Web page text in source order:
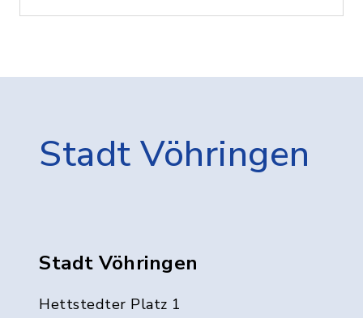
Stadt Vöhringen
Stadt Vöhringen
Hettstedter Platz 1